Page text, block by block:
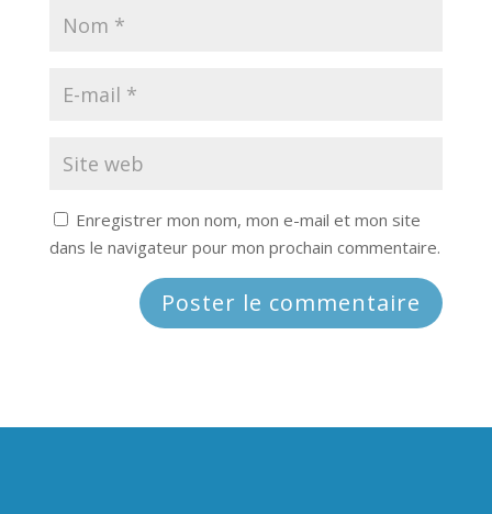
Enregistrer mon nom, mon e-mail et mon site
dans le navigateur pour mon prochain commentaire.